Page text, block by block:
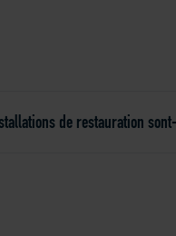
de restauration